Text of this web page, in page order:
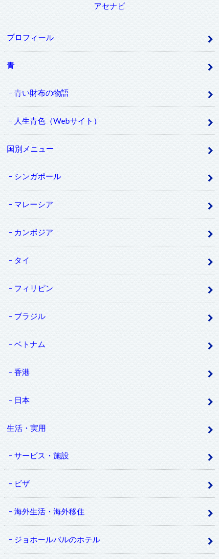
アセナビ
プロフィール
青
青い財布の物語
人生青色（Webサイト）
国別メニュー
シンガポール
マレーシア
カンボジア
タイ
フィリピン
ブラジル
ベトナム
香港
日本
生活・実用
サービス・施設
ビザ
海外生活・海外移住
ジョホールバルのホテル